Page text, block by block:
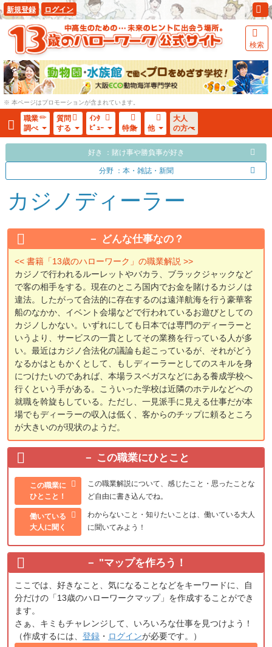
新規登録 ログイン
検索
※ 本ページはプロモーションが含まれています。
職業
調べ
質問
する
ｲﾝﾀ
ﾋﾞｭｰ
特集 他
大人
の方へ
好き ：賭け事や勝負事が好き
分野 ：本・雑誌・新聞
カジノディーラー
どんな仕事なの？
<< 書籍「13歳のハローワーク」の職業解説 >>
カジノで行われるルーレットやバカラ、ブラックジャックなど
で客の相手をする。現在のところ国内でお金を賭けるカジノは
違法。したがって合法的に存在するのは遠洋航海を行う豪華客
船のなかか、イベント会場などで行われているお遊びとしての
カジノしかない。いずれにしても日本では専門のディーラーと
いうより、サービスの一貫としてその業務を行っている人が多
い。最近はカジノ合法化の議論も起こっているが、それがどう
なるかはともかくとして、もしディーラーとしてのスキルを身
につけたいのであれば、本場ラスベガスなどにある養成学校へ
行くという手がある。こういった学校は近隣のホテルなどへの
就職を斡旋もしている。ただし、一見派手に見える仕事だが本
場でもディーラーの収入は低く、客からのチップに頼るところ
が大きいのが現状のようだ。
この職業にひとこと
この職業に
ひとこと！
この職業解説について、感じたこと・思ったことな
ど自由に書き込んでね。
働いている
大人に聞く
わからないこと・知りたいことは、働いている大人
に聞いてみよう！
"マップを作ろう！
ここでは、好きなこと、気になることなどをキーワードに、自
分だけの「13歳のハローワークマップ」を作成することができ
ます。
さぁ、キミもチャレンジして、いろいろな仕事を見つけよう！
（作成するには、 登録 ・ ログインが必要です。）